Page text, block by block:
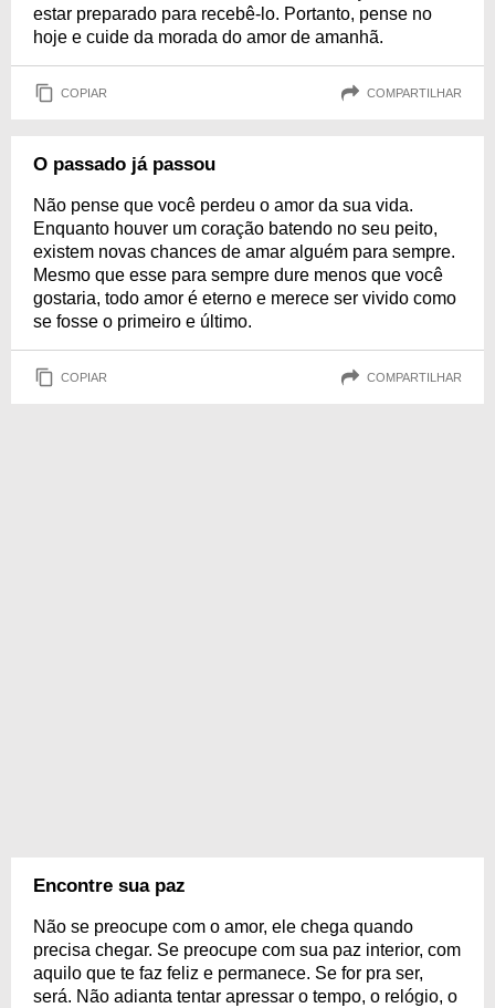
estar preparado para recebê-lo. Portanto, pense no
hoje e cuide da morada do amor de amanhã.
COPIAR COMPARTILHAR
O passado já passou
Não pense que você perdeu o amor da sua vida.
Enquanto houver um coração batendo no seu peito,
existem novas chances de amar alguém para sempre.
Mesmo que esse para sempre dure menos que você
gostaria, todo amor é eterno e merece ser vivido como
se fosse o primeiro e último.
COPIAR COMPARTILHAR
Encontre sua paz
Não se preocupe com o amor, ele chega quando
precisa chegar. Se preocupe com sua paz interior, com
aquilo que te faz feliz e permanece. Se for pra ser,
será. Não adianta tentar apressar o tempo, o relógio, o